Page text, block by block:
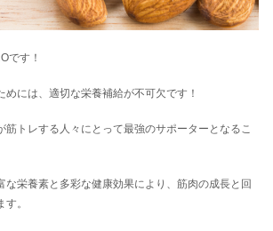
です！
めには、適切な栄養補給が不可欠です！
筋トレする人々にとって最強のサポーターとなるこ
な栄養素と多彩な健康効果により、筋肉の成長と回
。